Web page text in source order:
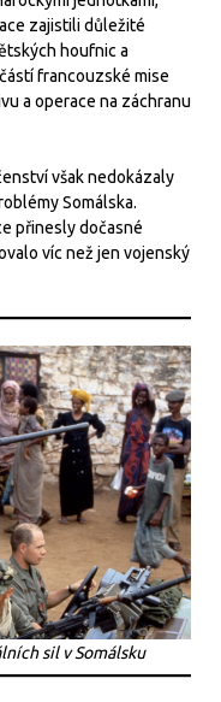
zajistili důležité
houfnic a
francouzské mise
a operace na záchranu
však nedokázaly
Somálska.
přinesly dočasné
víc než jen vojenský
sil v Somálsku